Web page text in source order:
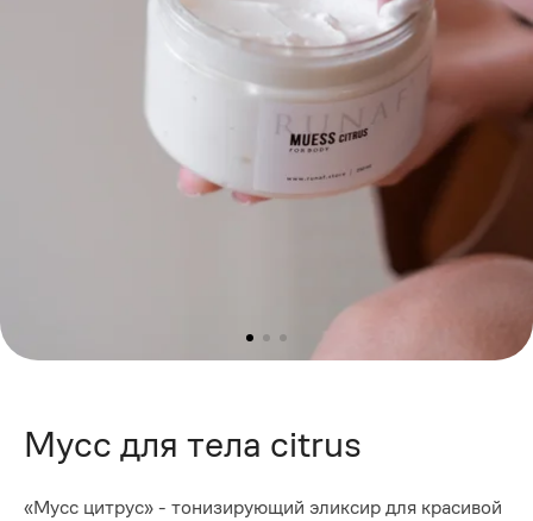
Мусс для тела citrus
«Мусс цитрус» - тонизирующий эликсир для красивой